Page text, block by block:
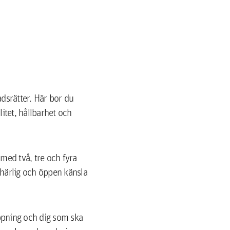
Här bor du
hållbarhet och
två, tre och fyra
och öppen känsla
och dig som ska